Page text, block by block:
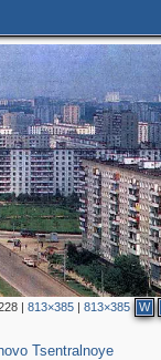
| 813×385| 813×385 W
Tsentralnoye